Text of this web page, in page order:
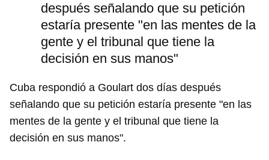
después señalando que su petición
estaría presente "en las mentes de la
gente y el tribunal que tiene la
decisión en sus manos"
Cuba respondió a Goulart dos días después
señalando que su petición estaría presente "en las
mentes de la gente y el tribunal que tiene la
decisión en sus manos".